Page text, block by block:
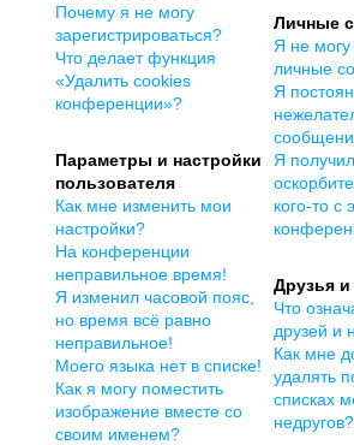
Почему я не могу
зарегистрироваться?
Что делает функция
«Удалить cookies
конференции»?
Параметры и настройки
пользователя
Как мне изменить мои
настройки?
На конференции
неправильное время!
Я изменил часовой пояс,
но время всё равно
неправильное!
Моего языка нет в списке!
Как я могу поместить
изображение вместе со
своим именем?
Личные
Я не могу
личные
Я
Я
кого-то с
Друзья и
Что
друзей и
Как мне
удалять
списках
недругов?